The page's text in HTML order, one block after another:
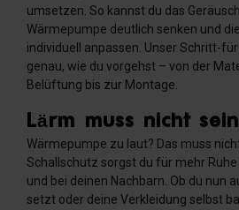
umsetzen. So kannst du das
Wärmepumpe deutlich senken und
individuell anpassen. Unser Schritt-
genau, wie du vorgehst – von der
Belüftung bis zur Montage.
Lärm muss nicht sein
Wärmepumpe zu laut? Das muss
Schallschutz sorgst du für mehr
und bei deinen Nachbarn. Ob du nun
setzt oder deine Verkleidung selbst